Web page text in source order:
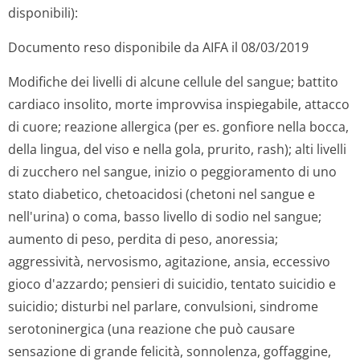
disponibili):
Documento reso disponibile da AIFA il 08/03/2019
Modifiche dei livelli di alcune cellule del sangue; battito
cardiaco insolito, morte improvvisa inspiegabile, attacco
di cuore; reazione allergica (per es. gonfiore nella bocca,
della lingua, del viso e nella gola, prurito, rash); alti livelli
di zucchero nel sangue, inizio o peggioramento di uno
stato diabetico, chetoacidosi (chetoni nel sangue e
nell'urina) o coma, basso livello di sodio nel sangue;
aumento di peso, perdita di peso, anoressia;
aggressività, nervosismo, agitazione, ansia, eccessivo
gioco d'azzardo; pensieri di suicidio, tentato suicidio e
suicidio; disturbi nel parlare, convulsioni, sindrome
serotoninergica (una reazione che può causare
sensazione di grande felicità, sonnolenza, goffaggine,